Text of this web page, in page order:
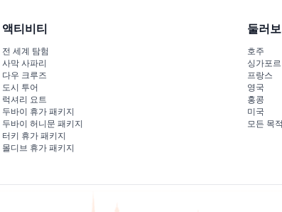
액티비티
전 세계 탐험
사막 사파리
다우 크루즈
도시 투어
럭셔리 요트
두바이 휴가 패키지
두바이 허니문 패키지
터키 휴가 패키지
몰디브 휴가 패키지
둘러
호주
싱가포르
프랑스
영국
홍콩
미국
모든 목